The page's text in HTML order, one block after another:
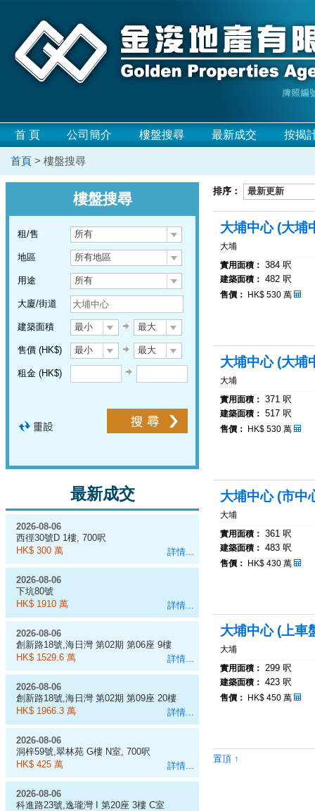
首 頁 公司簡介 樓盤搜尋 最新成交 按揭
首頁 > 樓盤搜尋
樓盤搜尋
租/售 所有
地區 所有地區
用途 所有
大廈/街道
建築面積 最小 最大
售價 (HK$) 最小 最大
租金 (HK$)
最新成交
詳情...
2026-08-06
西徑30號D 1樓, 700呎
HK$ 300 萬
詳情...
2026-08-06
下坑80號
HK$ 1910 萬
詳情...
2026-08-06
創新路18號,海日灣 第02期 第06座 9樓
D室
HK$ 1529.6 萬
詳情...
2026-08-06
創新路18號,海日灣 第02期 第09座 20樓
J室
HK$ 1966.3 萬
詳情...
2026-08-06
洞梓59號,翠林苑 G樓 N室, 700呎
HK$ 425 萬
2026-08-06
科進路23號,逸瓏灣 I 第20座 3樓 C室
排序： 最新更新
大埔中心 (大埔
大埔
實用面積： 384 呎
建築面積： 482 呎
售價： HK$ 530 萬
大埔中心 (大埔
大埔
實用面積： 371 呎
建築面積： 517 呎
售價： HK$ 530 萬
大埔中心 (市中
大埔
實用面積： 361 呎
建築面積： 483 呎
售價： HK$ 430 萬
大埔中心 (上車
大埔
實用面積： 299 呎
建築面積： 423 呎
售價： HK$ 450 萬
置頂 ↑